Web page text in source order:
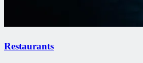
Restaurants